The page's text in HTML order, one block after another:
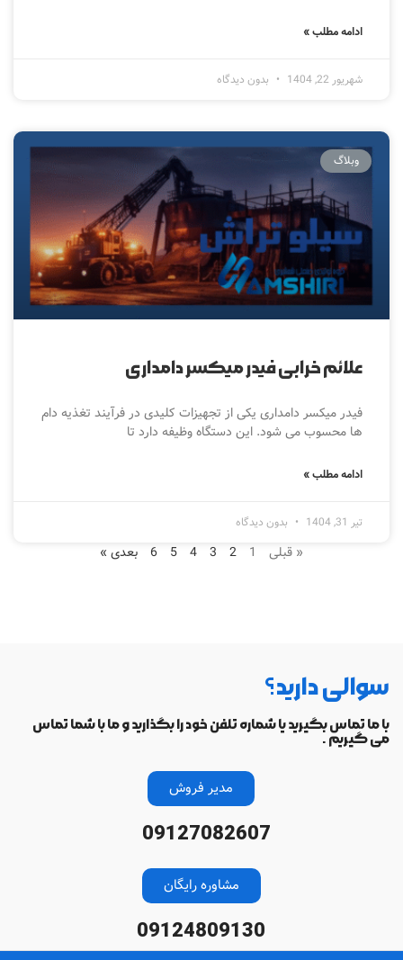
ادامه مطلب »
شهریور 22, 1404 بدون دیدگاه
وبلاگ
علائم خرابی فیدر میکسر دامداری
فیدر میکسر دامداری یکی از تجهیزات کلیدی در فرآیند تغذیه دام
ها محسوب می شود. این دستگاه وظیفه دارد تا
ادامه مطلب »
تیر 31, 1404 بدون دیدگاه
« قبلی 1
2
3
4
5
6 بعدی »
سوالی دارید؟
با ما تماس بگیرید یا شماره تلفن خود را بگذارید و ما با شما تماس
می گیریم .
مدیر فروش
09127082607
مشاوره رایگان
09124809130